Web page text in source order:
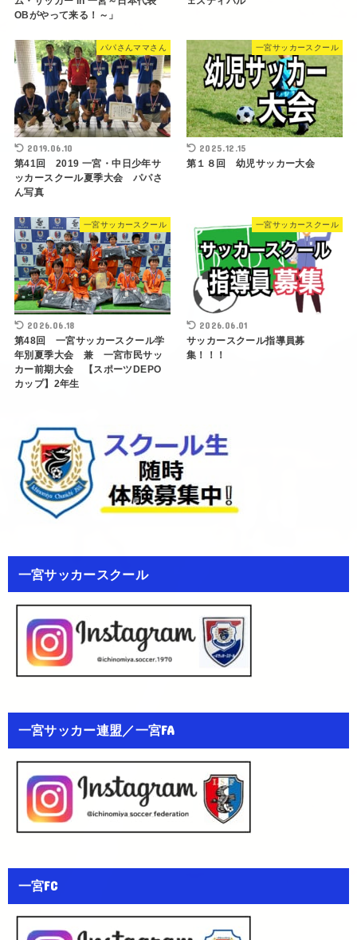
OBがやって来る！～」
パパさんママさん
2019.06.10
第41回 2019 一宮・中日少年サ
ッカースクール夏季大会 パパさ
ん写真
一宮サッカースクール
2025.12.15
第１８回 幼児サッカー大会
一宮サッカースクール
2026.06.18
第48回 一宮サッカースクール学
年別夏季大会 兼 一宮市民サッ
カー前期大会 【スポーツDEPO
カップ】2年生
一宮サッカースクール
2026.06.01
サッカースクール指導員募
集！！！
一宮サッカースクール
一宮サッカー連盟／一宮FA
一宮FC